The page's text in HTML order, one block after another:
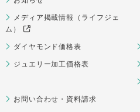
メディア掲載情報（ライフジェ
ム）
ダイヤモンド価格表
ジュエリー加工価格表
お問い合わせ・資料請求